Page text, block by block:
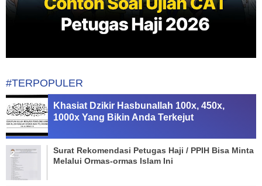
#TERPOPULER
Khasiat Dzikir Hasbunallah 100x, 450x,
1000x Yang Bikin Anda Terkejut
Surat Rekomendasi Petugas Haji / PPIH Bisa Minta
Melalui Ormas-ormas Islam Ini